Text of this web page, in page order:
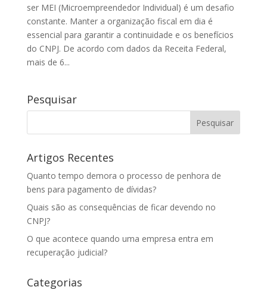
ser MEI (Microempreendedor Individual) é um desafio
constante. Manter a organização fiscal em dia é
essencial para garantir a continuidade e os benefícios
do CNPJ. De acordo com dados da Receita Federal,
mais de 6...
Pesquisar
Artigos Recentes
Quanto tempo demora o processo de penhora de
bens para pagamento de dívidas?
Quais são as consequências de ficar devendo no
CNPJ?
O que acontece quando uma empresa entra em
recuperação judicial?
Categorias